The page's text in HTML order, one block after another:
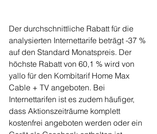
Der durchschnittliche Rabatt für die
analysierten Internettarife beträgt -37 %
auf den Standard Monatspreis. Der
höchste Rabatt von 60,1 % wird von
yallo für den Kombitarif Home Max
Cable + TV angeboten. Bei
Internettarifen ist es zudem häufiger,
dass Aktionszeiträume komplett
kostenfrei angeboten werden oder ein